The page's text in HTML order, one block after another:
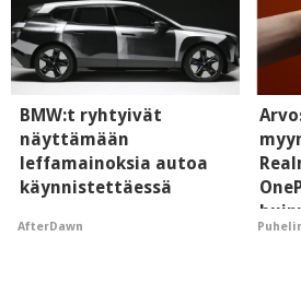
BMW:t ryhtyivät
näyttämään
leffamainoksia autoa
käynnistettäessä
AfterDawn